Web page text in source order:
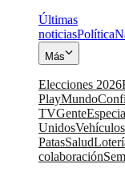
Últimas
noticiasPolítica
Más
Elecciones 2026
PlayMundo
TVGente
UnidosVehículos
PatasSalud
colaboración